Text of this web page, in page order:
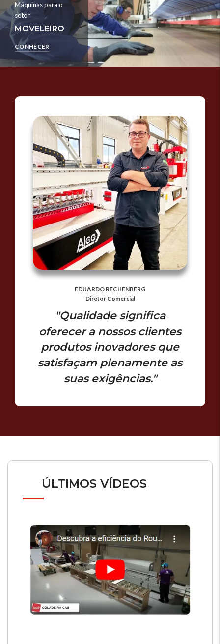
Máquinas para o
setor
MOVELEIRO
CONHECER
EDUARDO RECHENBERG
Diretor Comercial
"Qualidade significa
oferecer a nossos clientes
produtos inovadores que
satisfaçam plenamente as
suas exigências."
ÚLTIMOS VÍDEOS